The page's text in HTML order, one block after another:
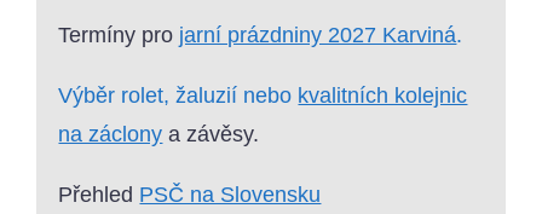
Termíny pro jarní prázdniny 2027 Karviná.
Výběr rolet, žaluzií nebo kvalitních kolejnic
na záclony a závěsy.
Přehled PSČ na Slovensku